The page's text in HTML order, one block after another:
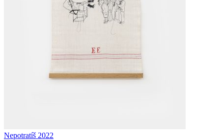
Nepotratíš 2022